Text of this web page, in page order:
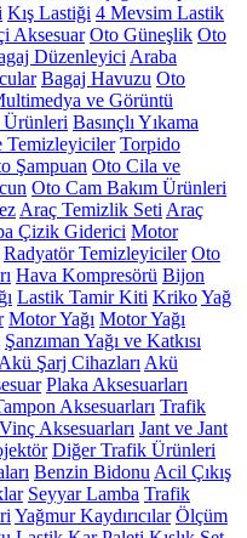
Kış Lastiği 4 Mevsim Lastik
Aksesuar Oto Güneşlik Oto
Düzenleyici Araba
Bagaj Havuzu Oto
ve Görüntü
Ürünleri Basınçlı Yıkama
Temizleyiciler Torpido
Şampuan Oto Cila ve
Oto Cam Bakım Ürünleri
Araç Temizlik Seti Araç
Çizik Giderici Motor
Radyatör Temizleyiciler Oto
Hava Kompresörü Bijon
Lastik Tamir Kiti KrikoYağ
Motor Yağı Motor Yağı
Şanzıman Yağı ve Katkısı
Akü Şarj Cihazları Akü
Plaka Aksesuarları
Aksesuarları Trafik
Aksesuarları Jant ve Jant
Diğer Trafik Ürünleri
Benzin Bidonu Acil Çıkış
Seyyar Lamba Trafik
Yağmur Kaydırıcılar Ölçüm